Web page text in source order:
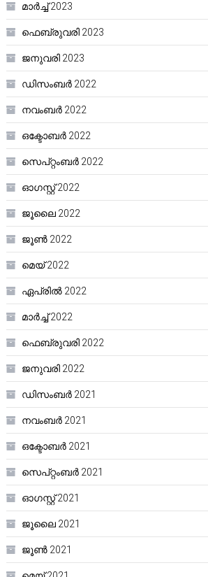
മാർച്ച്‌ 2023
ഫെബ്രുവരി 2023
ജനുവരി 2023
ഡിസംബർ 2022
നവംബർ 2022
ഒക്ടോബർ 2022
സെപ്റ്റംബർ 2022
ഓഗസ്റ്റ്‌ 2022
ജൂലൈ 2022
ജൂൺ 2022
മെയ്‌ 2022
ഏപ്രിൽ 2022
മാർച്ച്‌ 2022
ഫെബ്രുവരി 2022
ജനുവരി 2022
ഡിസംബർ 2021
നവംബർ 2021
ഒക്ടോബർ 2021
സെപ്റ്റംബർ 2021
ഓഗസ്റ്റ്‌ 2021
ജൂലൈ 2021
ജൂൺ 2021